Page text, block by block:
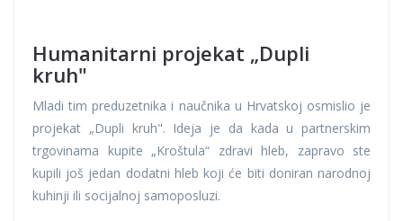
Humanitarni projekat „Dupli
kruh"
Mladi tim preduzetnika i naučnika u Hrvatskoj osmislio je
projekat „Dupli kruh". Ideja je da kada u partnerskim
trgovinama kupite „Kroštula“ zdravi hleb, zapravo ste
kupili još jedan dodatni hleb koji će biti doniran narodnoj
kuhinji ili socijalnoj samoposluzi.